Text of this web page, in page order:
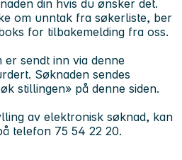
din hvis du ønsker det.
om unntak fra søkerliste, ber
for tilbakemelding fra oss.
sendt inn via denne
Søknaden sendes
stillingen» på denne siden.
av elektronisk søknad, kan
telefon 75 54 22 20.